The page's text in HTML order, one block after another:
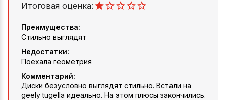
Итоговая оценка:
Преимущества:
Стильно выглядят
Недостатки:
Поехала геометрия
Комментарий:
Диски безусловно выглядят стильно. Встали на
geely tugella идеально. На этом плюсы закончились.